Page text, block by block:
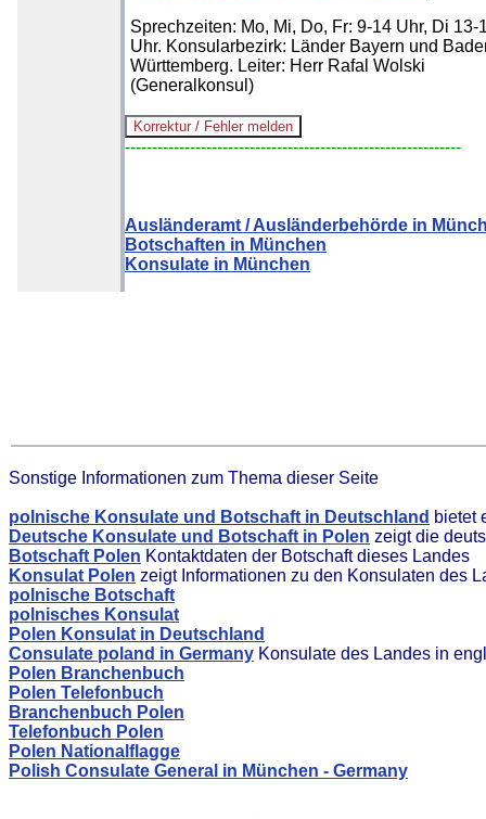
Sprechzeiten: Mo, Mi, Do, Fr: 9-14 Uhr, Di 13-
Uhr. Konsularbezirk: Länder Bayern und
Württemberg. Leiter: Herr Rafal Wolski
(Generalkonsul)
--------------------------------------------------------------
Ausländeramt / Ausländerbehörde in
Botschaften in München
Konsulate in München
Sonstige Informationen zum Thema dieser Seite
polnische Konsulate und Botschaft in Deutschland bietet
Deutsche Konsulate und Botschaft in Polen zeigt die
Botschaft Polen Kontaktdaten der Botschaft dieses Landes
Konsulat Polen zeigt Informationen zu den Konsulaten des
polnische Botschaft
polnisches Konsulat
Polen Konsulat in Deutschland
Consulate poland in Germany Konsulate des Landes in
Polen Branchenbuch
Polen Telefonbuch
Branchenbuch Polen
Telefonbuch Polen
Polen Nationalflagge
Polish Consulate General in München - Germany